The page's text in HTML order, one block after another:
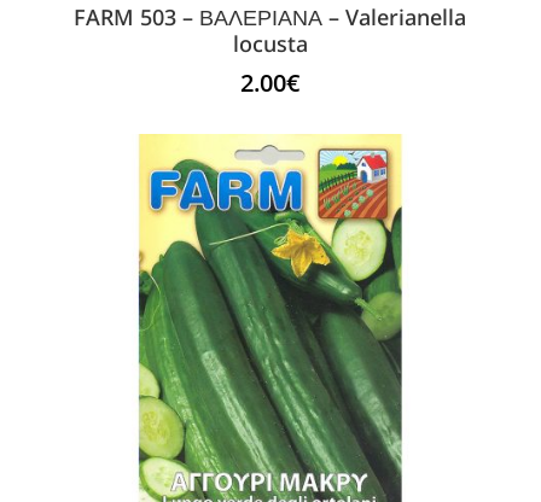
FARM 503 – ΒΑΛΕΡΙΑΝΑ – Valerianella
locusta
2.00€